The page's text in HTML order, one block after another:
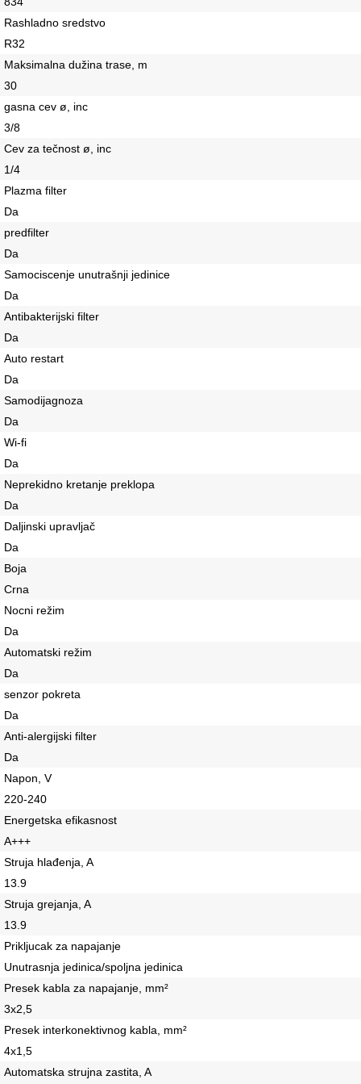
Rashladno sredstvo
R32
Maksimalna dužina trase, m
30
gasna cev ø, inc
3/8
Cev za tečnost ø, inc
1/4
Plazma filter
Da
predfilter
Da
Samociscenje unutrašnji jedinice
Da
Antibakterijski filter
Da
Auto restart
Da
Samodijagnoza
Da
Wi-fi
Da
Neprekidno kretanje preklopa
Da
Daljinski upravljač
Da
Boja
Crna
Nocni režim
Da
Automatski režim
Da
senzor pokreta
Da
Anti-alergijski filter
Da
Napon, V
220-240
Energetska efikasnost
A+++
Struja hlađenja, A
13.9
Struja grejanja, A
13.9
Prikljucak za napajanje
Unutrasnja jedinica/spoljna jedinica
Presek kabla za napajanje, mm²
3х2,5
Presek interkonektivnog kabla, mm²
4х1,5
Automatska strujna zastita, A